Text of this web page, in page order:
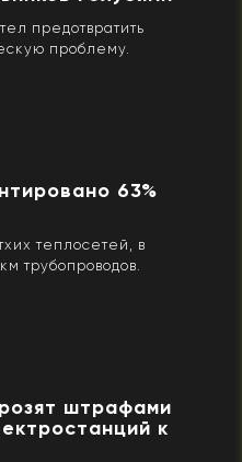
предотвратить
проблему.
63%
теплосетей, в
трубопроводов.
штрафами
к